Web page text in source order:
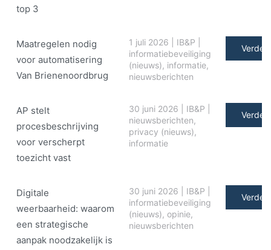
top 3
Maatregelen nodig
voor automatisering
Van Brienenoordbrug
1 juli 2026 IB&P
informatiebeveiliging
(nieuws), informatie,
nieuwsberichten
Verder
AP stelt
procesbeschrijving
voor verscherpt
toezicht vast
30 juni 2026 IB&P
nieuwsberichten,
privacy (nieuws),
informatie
Verder
Digitale
weerbaarheid: waarom
een strategische
aanpak noodzakelijk is
30 juni 2026 IB&P
informatiebeveiliging
(nieuws), opinie,
nieuwsberichten
Verder